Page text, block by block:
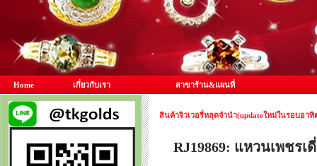
Home เกี่ยวกับเรา สาขาร้าน&แผนที่
สินค้าจิวเวอรี่หลุดจำนำ(updateใหม่ในรอบอาทิ
RJ19869: แหวนเพชร